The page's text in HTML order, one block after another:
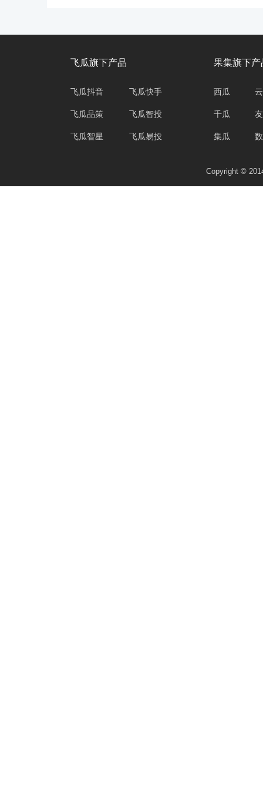
飞瓜旗下产品
飞瓜抖音
飞瓜品策
飞瓜智星
飞瓜快手
飞瓜智投
飞瓜易投
果集旗下产
西瓜
千瓜
集瓜
Copyright ©